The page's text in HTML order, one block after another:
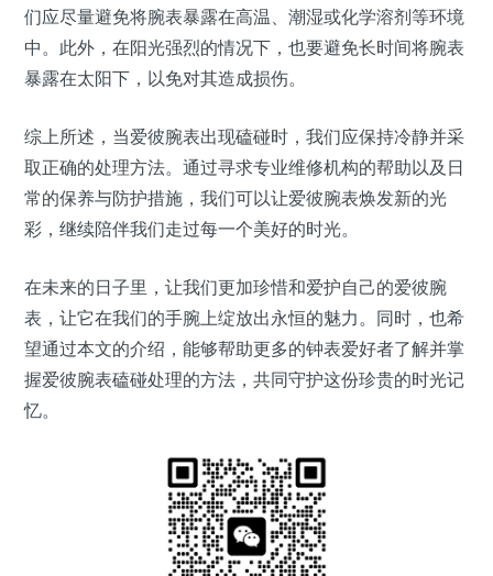
们应尽量避免将腕表暴露在高温、潮湿或化学溶剂等环境
中。此外，在阳光强烈的情况下，也要避免长时间将腕表
暴露在太阳下，以免对其造成损伤。
综上所述，当爱彼腕表出现磕碰时，我们应保持冷静并采
取正确的处理方法。通过寻求专业维修机构的帮助以及日
常的保养与防护措施，我们可以让爱彼腕表焕发新的光
彩，继续陪伴我们走过每一个美好的时光。
在未来的日子里，让我们更加珍惜和爱护自己的爱彼腕
表，让它在我们的手腕上绽放出永恒的魅力。同时，也希
望通过本文的介绍，能够帮助更多的钟表爱好者了解并掌
握爱彼腕表磕碰处理的方法，共同守护这份珍贵的时光记
忆。